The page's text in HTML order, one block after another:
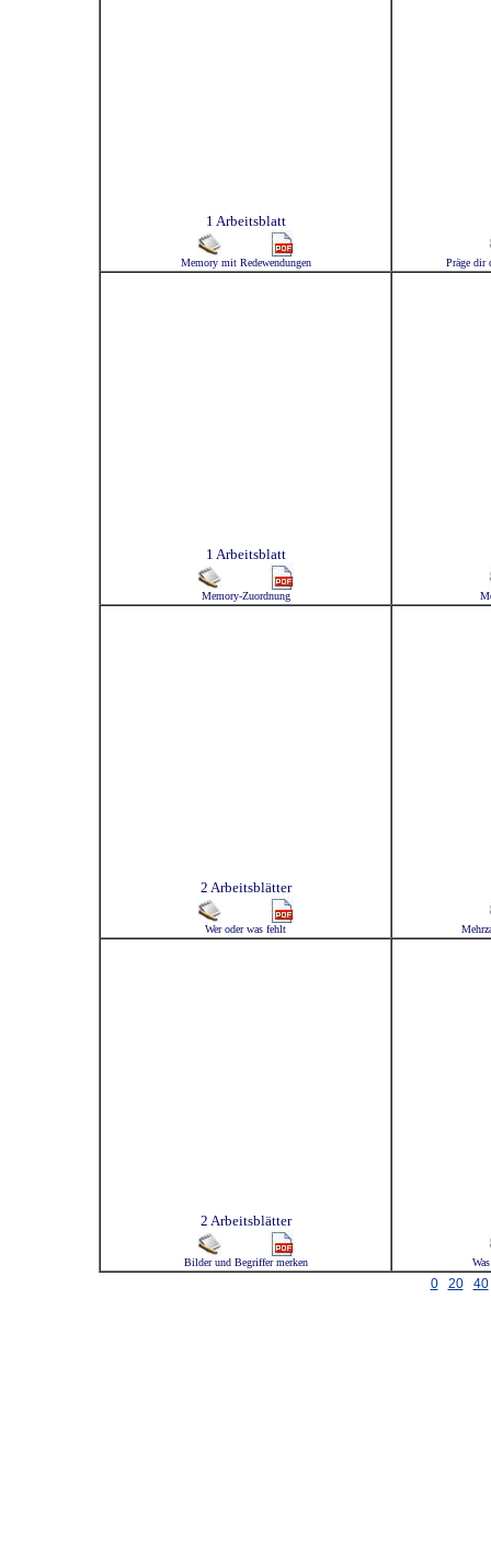
1 Arbeitsblatt
Memory mit Redewendungen Präge dir
1 Arbeitsblatt
Memory-Zuordnung
2 Arbeitsblätter
Wer oder was fehlt
2 Arbeitsblätter
Bilder und Begriffer merken
0 20 40